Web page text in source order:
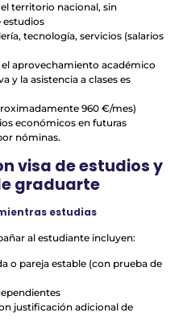
territorio nacional, sin
estudios
tecnología, servicios (salarios
aprovechamiento académico
y la asistencia a clases es
960 €/mes)
económicos en futuras
nóminas.
visa de estudios y
graduarte
estudias
al estudiante incluyen:
o pareja estable (con prueba de
justificación adicional de